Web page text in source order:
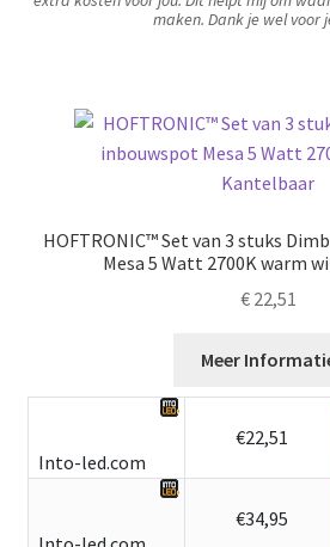
maken. Dank je wel voor
HOFTRONIC™ Set van 3 stuks
Mesa 5 Watt 2700K warm
€22,51
Meer
Into-led.com
€22,51
€34,95